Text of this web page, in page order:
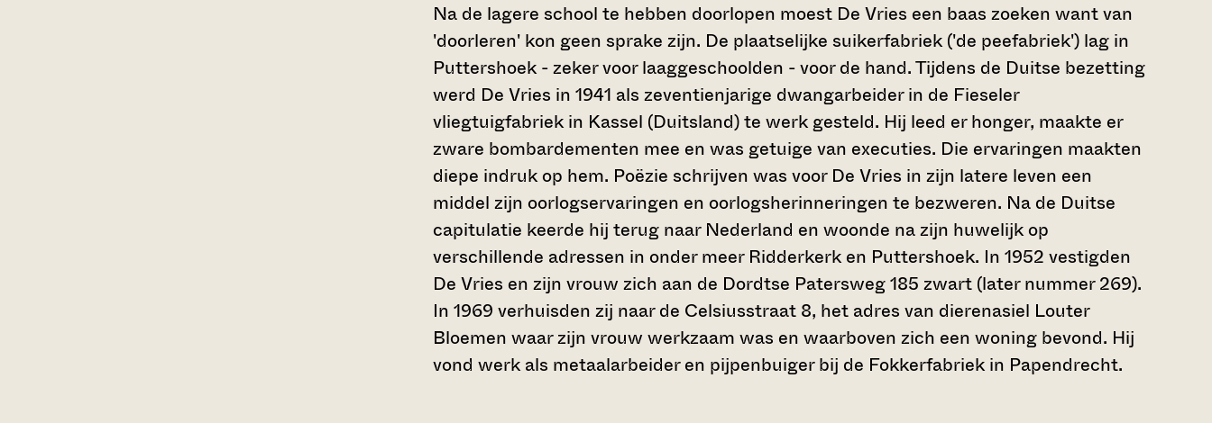
Na de lagere school te hebben doorlopen moest De Vries een baas zoeken want van
'doorleren' kon geen sprake zijn. De plaatselijke suikerfabriek ('de peefabriek') lag in
Puttershoek - zeker voor laaggeschoolden - voor de hand. Tijdens de Duitse bezetting
werd De Vries in 1941 als zeventienjarige dwangarbeider in de Fieseler
vliegtuigfabriek in Kassel (Duitsland) te werk gesteld. Hij leed er honger, maakte er
zware bombardementen mee en was getuige van executies. Die ervaringen maakten
diepe indruk op hem. Poëzie schrijven was voor De Vries in zijn latere leven een
middel zijn oorlogservaringen en oorlogsherinneringen te bezweren. Na de Duitse
capitulatie keerde hij terug naar Nederland en woonde na zijn huwelijk op
verschillende adressen in onder meer Ridderkerk en Puttershoek. In 1952 vestigden
De Vries en zijn vrouw zich aan de Dordtse Patersweg 185 zwart (later nummer 269).
In 1969 verhuisden zij naar de Celsiusstraat 8, het adres van dierenasiel Louter
Bloemen waar zijn vrouw werkzaam was en waarboven zich een woning bevond. Hij
vond werk als metaalarbeider en pijpenbuiger bij de Fokkerfabriek in Papendrecht.